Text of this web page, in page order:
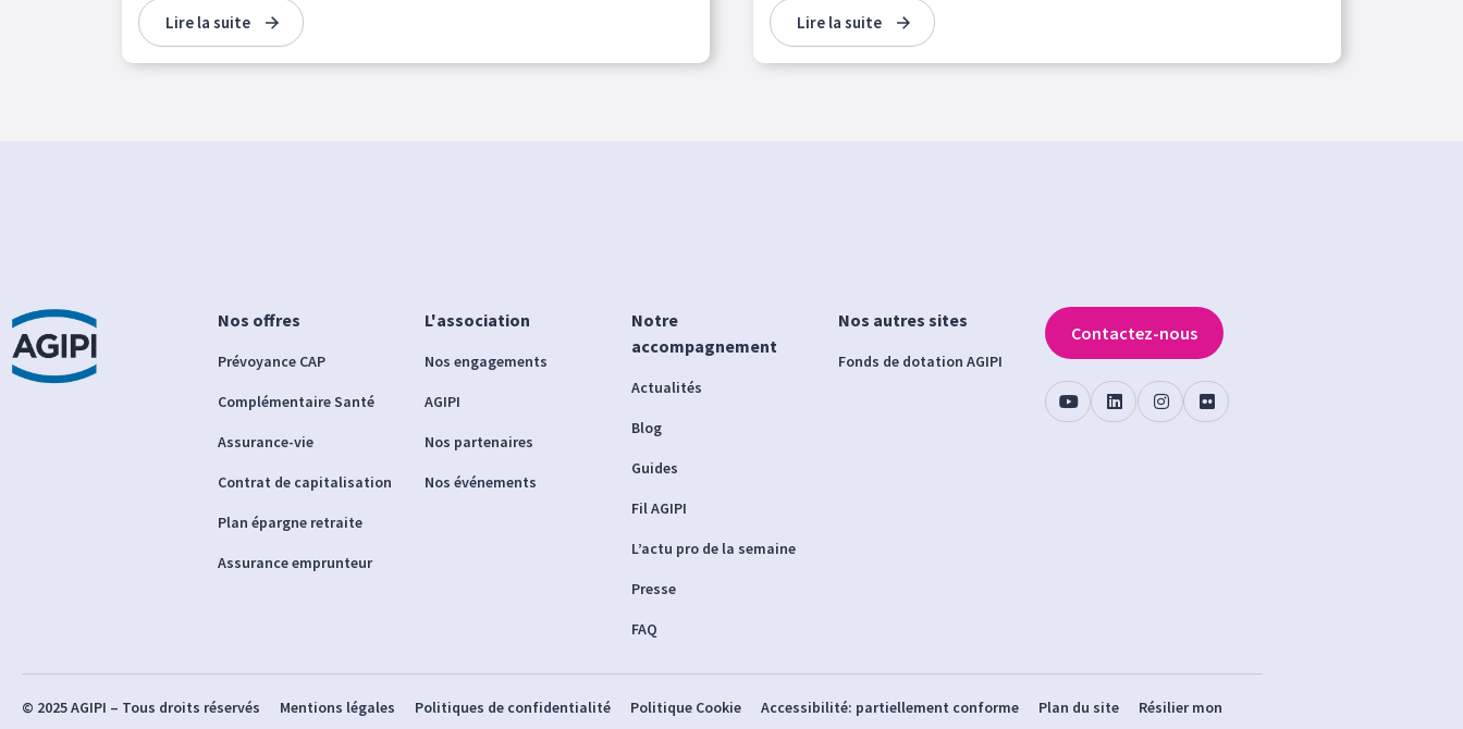
Lire la suite Lire la suite
Nos offres
Prévoyance CAP
Complémentaire Santé
Assurance-vie
Contrat de capitalisation
Plan épargne retraite
Assurance emprunteur
L'association
Nos engagements
AGIPI
Nos partenaires
Nos événements
Notre
accompagnement
Actualités
Blog
Guides
Fil AGIPI
L’actu pro de la semaine
Presse
FAQ
Nos autres sites
Fonds de dotation AGIPI
Contactez-nous
© 2025 AGIPI – Tous droits réservés Mentions légales Politiques de confidentialité Politique Cookie Accessibilité: partiellement conforme Plan du site Résilier mon